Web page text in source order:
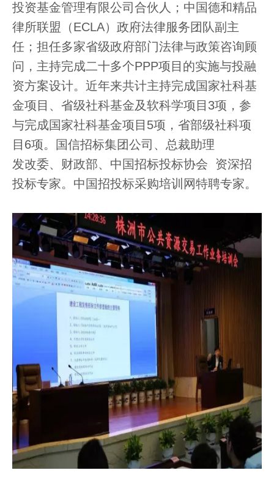
投资基金管理有限公司合伙人；中国德和精品
律所联盟（ECLA）政府法律服务团队副主
任；担任多家省级政府部门法律与政策咨询顾
问，主持完成二十多个PPP项目的实施与投融
资方案设计。近年来共计主持完成国家社科基
金项目、省级社科基金及软科学项目3项，参
与完成国家社科基金项目5项，省部级社科项
目6项。国信招标集团公司、总裁助理
发改委、财政部、中国招标投标协会 资深招
投标专家。中国招投标采购培训网特聘专家。